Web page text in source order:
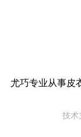
尤巧专业从事皮
技术